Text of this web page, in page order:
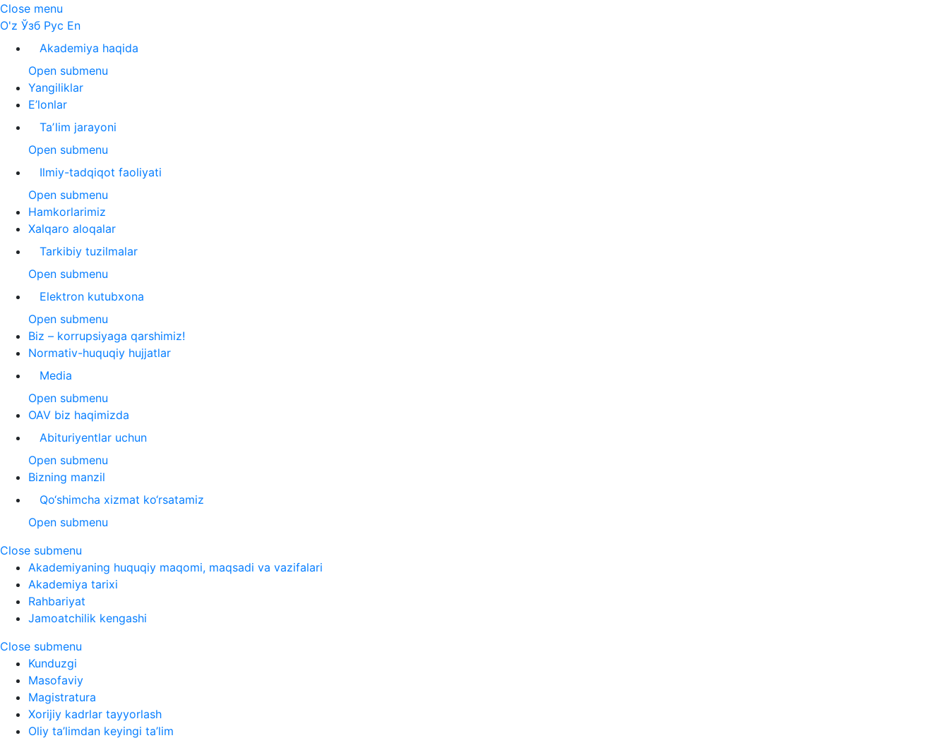
Close menu
O'z Ўзб Рус En
Akademiya haqida
Open submenu
Yangiliklar
E’lonlar
Taʼlim jarayoni
Open submenu
Ilmiy-tadqiqot faoliyati
Open submenu
Hamkorlarimiz
Xalqaro aloqalar
Tarkibiy tuzilmalar
Open submenu
Elektron kutubxona
Open submenu
Biz – korrupsiyaga qarshimiz!
Normativ-huquqiy hujjatlar
Media
Open submenu
OAV biz haqimizda
Abituriyentlar uchun
Open submenu
Bizning manzil
Qo‘shimcha xizmat ko‘rsatamiz
Open submenu
Close submenu
Akademiyaning huquqiy maqomi, maqsadi va vazifalari
Akademiya tarixi
Rahbariyat
Jamoatchilik kengashi
Close submenu
Kunduzgi
Masofaviy
Magistratura
Xorijiy kadrlar tayyorlash
Oliy ta’limdan keyingi ta’lim